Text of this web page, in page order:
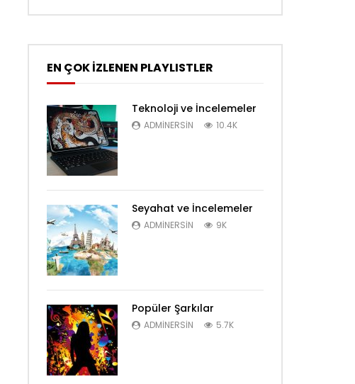
EN ÇOK İZLENEN PLAYLISTLER
Teknoloji ve İncelemeler
ADMINERSIN 10.4K
Seyahat ve İncelemeler
ADMINERSIN 9K
Popüler Şarkılar
ADMINERSIN 5.7K